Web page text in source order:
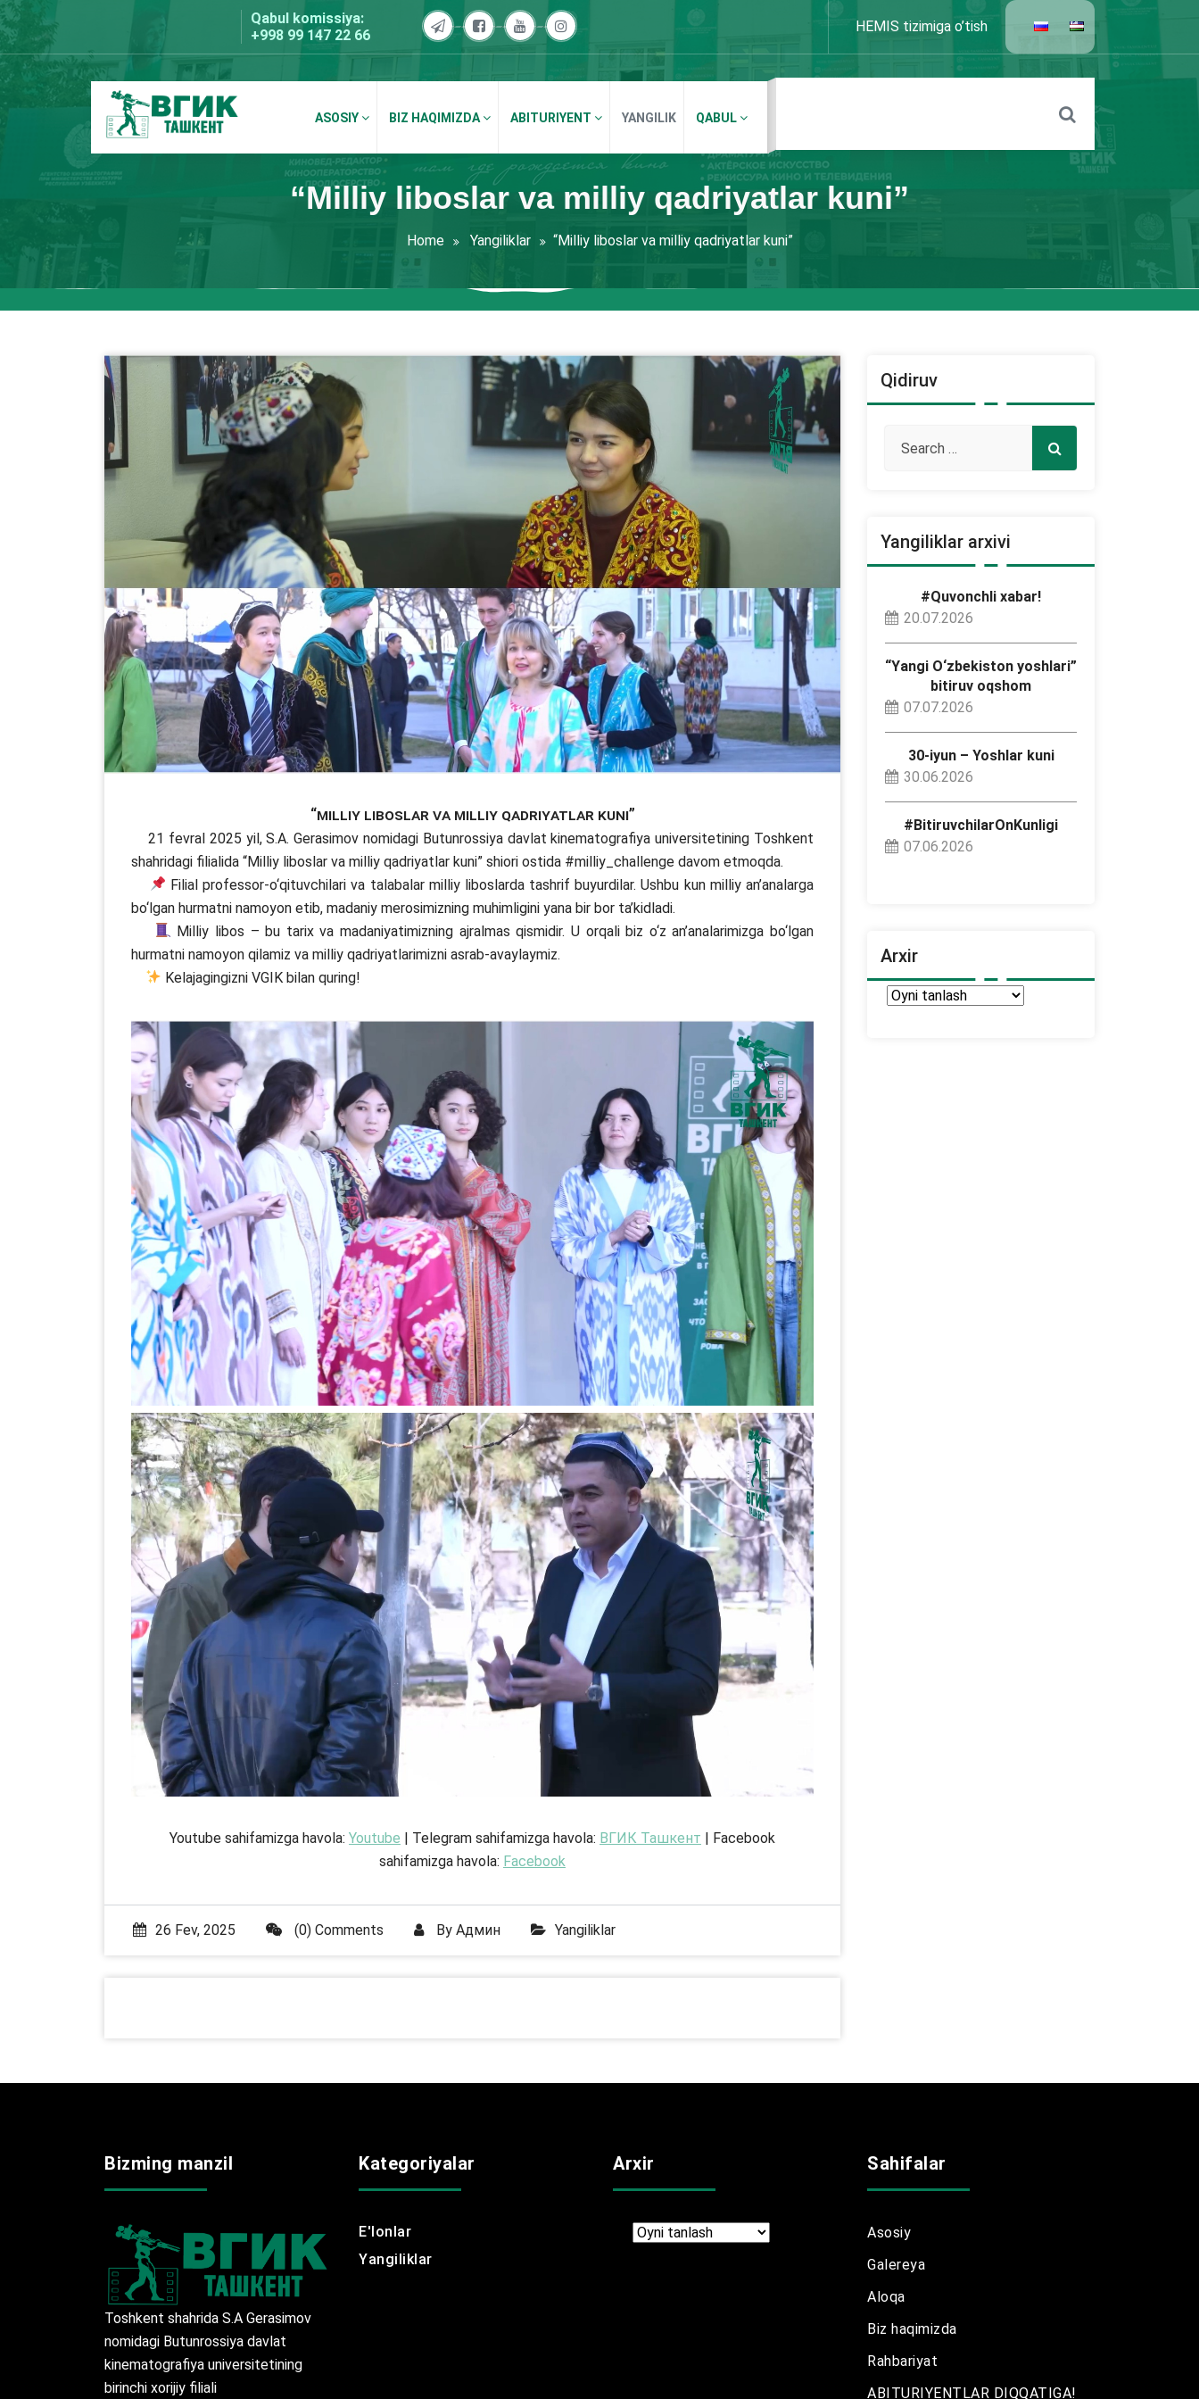
Skip
to
content
Qabul komissiya:
+998 99 147 22 66
HEMIS tizimiga o’tish
BDKU Toshkent
ASOSIY BIZ HAQIMIZDA ABITURIYENT YANGILIK QABUL
“Milliy liboslar va milliy qadriyatlar kuni”
Home Yangiliklar “Milliy liboslar va milliy qadriyatlar kuni”
“Milliy liboslar va milliy qadriyatlar kuni”
21 fevral 2025 yil, S.A. Gerasimov nomidagi Butunrossiya davlat kinematografiya universitetining Toshkent
shahridagi filialida “Milliy liboslar va milliy qadriyatlar kuni” shiori ostida #milliy_challenge davom etmoqda.
Filial professor-o‘qituvchilari va talabalar milliy liboslarda tashrif buyurdilar. Ushbu kun milliy an’analarga
bo‘lgan hurmatni namoyon etib, madaniy merosimizning muhimligini yana bir bor ta’kidladi.
Milliy libos – bu tarix va madaniyatimizning ajralmas qismidir. U orqali biz o‘z an’analarimizga bo‘lgan
hurmatni namoyon qilamiz va milliy qadriyatlarimizni asrab-avaylaymiz.
Kelajagingizni VGIK bilan quring!
Youtube sahifamizga havola: Youtube | Telegram sahifamizga havola: ВГИК Ташкент | Facebook
sahifamizga havola: Facebook
26 Fev, 2025 (0) Comments By Админ Yangiliklar
Qidiruv
Yangiliklar arxivi
#Quvonchli xabar!
20.07.2026
“Yangi O‘zbekiston yoshlari”
bitiruv oqshom
07.07.2026
30-iyun – Yoshlar kuni
30.06.2026
#BitiruvchilarOnKunligi
07.06.2026
Arxir
Arxir
Bizming manzil
Toshkent shahrida S.A Gerasimov
nomidagi Butunrossiya davlat
kinematografiya universitetining
birinchi xorijiy filiali
Kategoriyalar
E'lonlar
Yangiliklar
Arxir
Arxir
Sahifalar
Asosiy
Galereya
Aloqa
Biz haqimizda
Rahbariyat
ABITURIYENTLAR DIQQATIGA!